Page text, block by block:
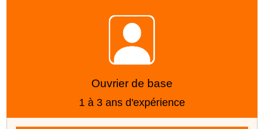
Ouvrier de base
1 à 3 ans d'expérience